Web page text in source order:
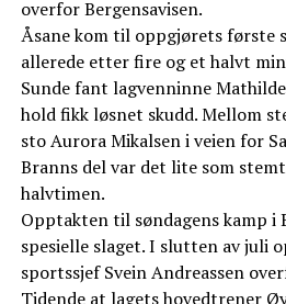
overfor Bergensavisen.
Åsane kom til oppgjørets første
allerede etter fire og et halvt
Sunde fant lagvenninne
hold fikk løsnet skudd. Mellom
sto Aurora Mikalsen i veien for
Branns del var det lite som
halvtimen.
Opptakten til søndagens kamp i
spesielle slaget. I slutten av juli
sportssjef Svein Andreassen
Tidende at lagets hovedtrener